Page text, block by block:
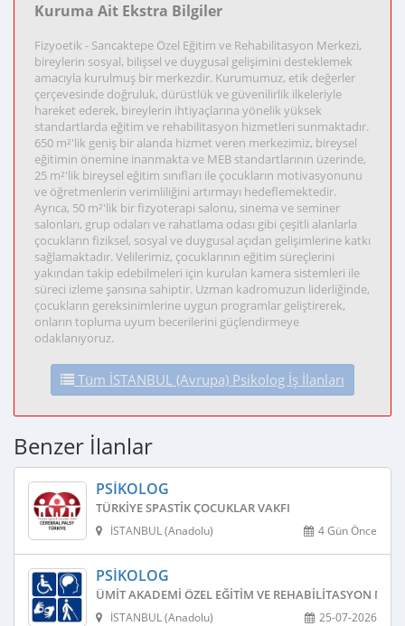
Kuruma Ait Ekstra Bilgiler
Fizyoetik - Sancaktepe Özel Eğitim ve Rehabilitasyon Merkezi,
bireylerin sosyal, bilişsel ve duygusal gelişimini desteklemek
amacıyla kurulmuş bir merkezdir. Kurumumuz, etik değerler
çerçevesinde doğruluk, dürüstlük ve güvenilirlik ilkeleriyle
hareket ederek, bireylerin ihtiyaçlarına yönelik yüksek
standartlarda eğitim ve rehabilitasyon hizmetleri sunmaktadır.
650 m²'lik geniş bir alanda hizmet veren merkezimiz, bireysel
eğitimin önemine inanmakta ve MEB standartlarının üzerinde,
25 m²'lik bireysel eğitim sınıfları ile çocukların motivasyonunu
ve öğretmenlerin verimliliğini artırmayı hedeflemektedir.
Ayrıca, 50 m²'lik bir fizyoterapi salonu, sinema ve seminer
salonları, grup odaları ve rahatlama odası gibi çeşitli alanlarla
çocukların fiziksel, sosyal ve duygusal açıdan gelişimlerine katkı
sağlamaktadır. Velilerimiz, çocuklarının eğitim süreçlerini
yakından takip edebilmeleri için kurulan kamera sistemleri ile
süreci izleme şansına sahiptir. Uzman kadromuzun liderliğinde,
çocukların gereksinimlerine uygun programlar geliştirerek,
onların topluma uyum becerilerini güçlendirmeye
odaklanıyoruz.
Tüm İSTANBUL (Avrupa) Psikolog İş İlanları
Benzer İlanlar
PSIKOLOG
TÜRKIYE SPASTIK ÇOCUKLAR VAKFI
4 Gün Önce
İSTANBUL (Anadolu)
PSIKOLOG
ÜMIT AKADEMI ÖZEL EĞITIM VE REHABILITASYON
25-07-2026
İSTANBUL (Anadolu)